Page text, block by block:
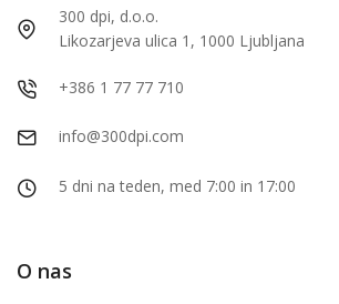
300 dpi, d.o.o.
Likozarjeva ulica 1, 1000 Ljubljana
+386 1 77 77 710
info@300dpi.com
5 dni na teden, med 7:00 in 17:00
O nas